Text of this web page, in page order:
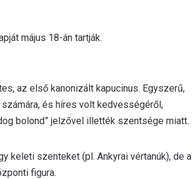
május 18-án tartják.
az első kanonizált kapucinus. Egyszerű,
és híres volt kedvességéről,
bolond” jelzővel illették szentsége miatt.
keleti szenteket (pl. Ankyrai vértanúk), de a
figura.